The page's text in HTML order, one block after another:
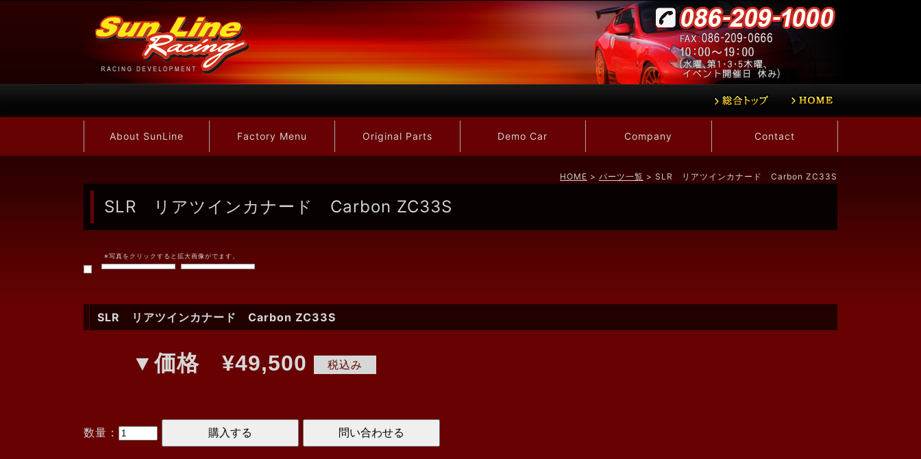
About SunLine Factory Menu Original Parts Demo Car Company Contact
HOME > パーツ一覧 > SLR リアツインカナード Carbon ZC33S
SLR リアツインカナード Carbon ZC33S
※写真をクリックすると拡大画像がでます。
SLR リアツインカナード Carbon ZC33S
▼価格 ¥49,500
数量：